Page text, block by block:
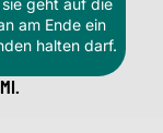
am Ende ein
halten darf.